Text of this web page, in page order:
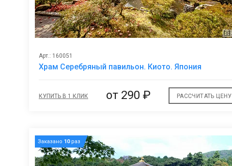
Арт.: 160051
Храм Серебряный павильон. Киото. Япония
КУПИТЬ В 1 КЛИК от290 ₽ РАССЧИТАТЬ ЦЕНУ
Заказано 10раз